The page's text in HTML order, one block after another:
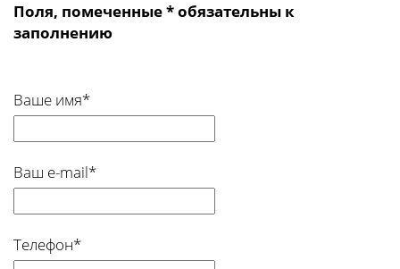
Поля, помеченные * обязательны к
заполнению
Ваше имя*
Ваш e-mail*
Телефон*